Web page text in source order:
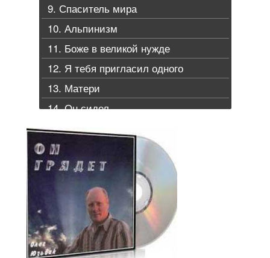
9. Спаситель мира
10. Альпинизм
11. Боже в великой нужде
12. Я тебя пригласил одного
13. Матери
14. Он сидел
15. Я исследовал
16. Небеса